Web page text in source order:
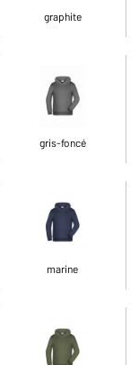
graphite
gris-foncé
marine